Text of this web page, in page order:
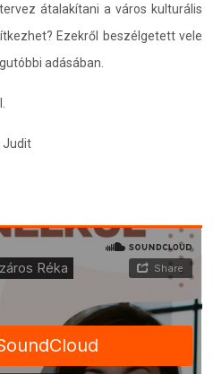
átalakítani a város kulturális
Ezekről beszélgetett vele
adásában.
Judit